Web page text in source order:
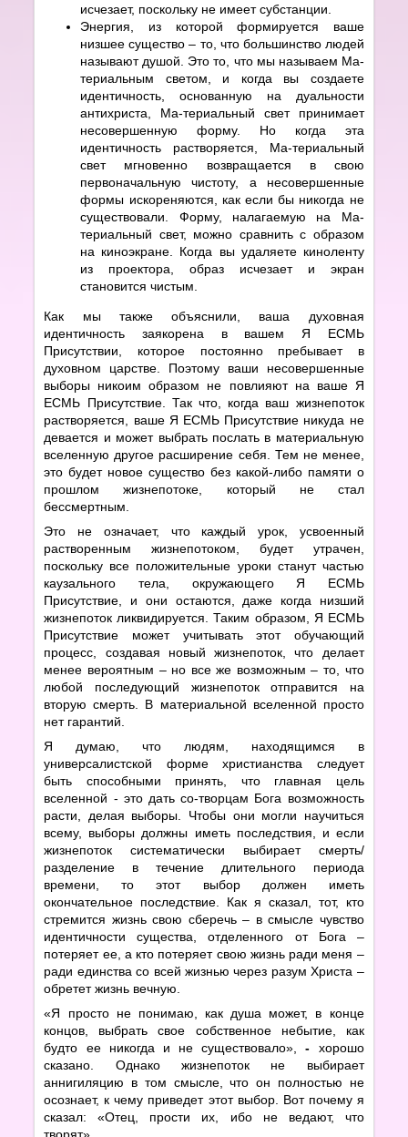
исчезает, поскольку не имеет субстанции.
Энергия, из которой формируется ваше
низшее существо – то, что большинство людей
называют душой. Это то, что мы называем Ма-
териальным светом, и когда вы создаете
идентичность, основанную на дуальности
антихриста, Ма-териальный свет принимает
несовершенную форму. Но когда эта
идентичность растворяется, Ма-териальный
свет мгновенно возвращается в свою
первоначальную чистоту, а несовершенные
формы искореняются, как если бы никогда не
существовали. Форму, налагаемую на Ма-
териальный свет, можно сравнить с образом
на киноэкране. Когда вы удаляете киноленту
из проектора, образ исчезает и экран
становится чистым.
Как мы также объяснили, ваша духовная
идентичность заякорена в вашем Я ЕСМЬ
Присутствии, которое постоянно пребывает в
духовном царстве. Поэтому ваши несовершенные
выборы никоим образом не повлияют на ваше Я
ЕСМЬ Присутствие. Так что, когда ваш жизнепоток
растворяется, ваше Я ЕСМЬ Присутствие никуда не
девается и может выбрать послать в материальную
вселенную другое расширение себя. Тем не менее,
это будет новое существо без какой-либо памяти о
прошлом жизнепотоке, который не стал
бессмертным.
Это не означает, что каждый урок, усвоенный
растворенным жизнепотоком, будет утрачен,
поскольку все положительные уроки станут частью
каузального тела, окружающего Я ЕСМЬ
Присутствие, и они остаются, даже когда низший
жизнепоток ликвидируется. Таким образом, Я ЕСМЬ
Присутствие может учитывать этот обучающий
процесс, создавая новый жизнепоток, что делает
менее вероятным – но все же возможным – то, что
любой последующий жизнепоток отправится на
вторую смерть. В материальной вселенной просто
нет гарантий.
Я думаю, что людям, находящимся в
универсалистской форме христианства следует
быть способными принять, что главная цель
вселенной - это дать со-творцам Бога возможность
расти, делая выборы. Чтобы они могли научиться
всему, выборы должны иметь последствия, и если
жизнепоток систематически выбирает смерть/
разделение в течение длительного периода
времени, то этот выбор должен иметь
окончательное последствие. Как я сказал, тот, кто
стремится жизнь свою сберечь – в смысле чувство
идентичности существа, отделенного от Бога –
потеряет ее, а кто потеряет свою жизнь ради меня –
ради единства со всей жизнью через разум Христа –
обретет жизнь вечную.
«Я просто не понимаю, как душа может, в конце
концов, выбрать свое собственное небытие, как
будто ее никогда и не существовало»,- хорошо
сказано. Однако жизнепоток не выбирает
аннигиляцию в том смысле, что он полностью не
осознает, к чему приведет этот выбор. Вот почему я
сказал: «Отец, прости их, ибо не ведают, что
творят».